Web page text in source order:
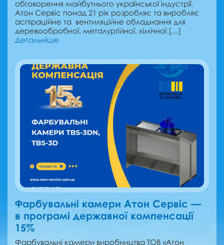
обговорення майбутнього української індустрії.
Атон Сервіс понад 21 рік розробляє та виробляє
аспіраційне та вентиляційне обладнання для
деревообробної, металургійної, хімічної […]
Детальніше
Фарбувальні камери Атон Сервіс —
в програмі державної компенсації
15%
Фарбувальні камери виробництва ТОВ «Атон